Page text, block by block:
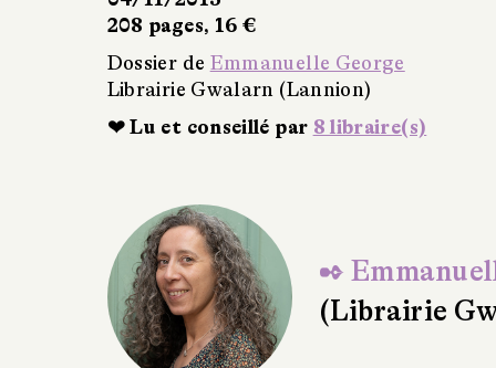
❤ Lu et conseillé par
✒
(Librairie